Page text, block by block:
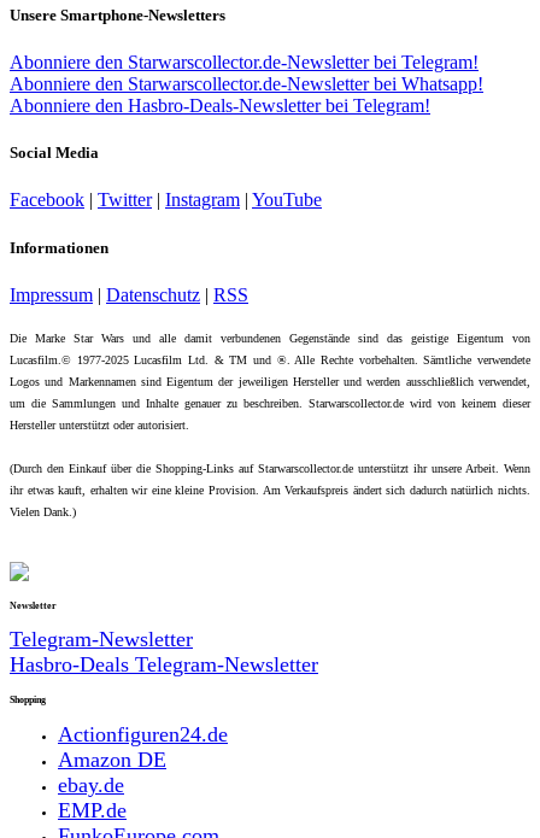
Unsere Smartphone-Newsletters
Abonniere den Starwarscollector.de-Newsletter bei Telegram!
Abonniere den Starwarscollector.de-Newsletter bei Whatsapp!
Abonniere den Hasbro-Deals-Newsletter bei Telegram!
Social Media
Facebook | Twitter| Instagram | YouTube
Informationen
Impressum | Datenschutz | RSS
Die Marke Star Wars und alle damit verbundenen Gegenstände sind das geistige Eigentum von
Lucasfilm.© 1977-2025 Lucasfilm Ltd. & TM und ®. Alle Rechte vorbehalten. Sämtliche verwendete
Logos und Markennamen sind Eigentum der jeweiligen Hersteller und werden ausschließlich verwendet,
um die Sammlungen und Inhalte genauer zu beschreiben. Starwarscollector.de wird von keinem dieser
Hersteller unterstützt oder autorisiert.
(Durch den Einkauf über die Shopping-Links auf Starwarscollector.de unterstützt ihr unsere Arbeit. Wenn
ihr etwas kauft, erhalten wir eine kleine Provision. Am Verkaufspreis ändert sich dadurch natürlich nichts.
Vielen Dank.)
Newsletter
Telegram-Newsletter
Hasbro-Deals Telegram-Newsletter
Shopping
Actionfiguren24.de
Amazon DE
ebay.de
EMP.de